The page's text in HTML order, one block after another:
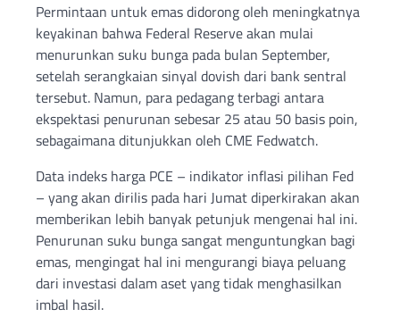
Permintaan untuk emas didorong oleh meningkatnya
keyakinan bahwa Federal Reserve akan mulai
menurunkan suku bunga pada bulan September,
setelah serangkaian sinyal dovish dari bank sentral
tersebut. Namun, para pedagang terbagi antara
ekspektasi penurunan sebesar 25 atau 50 basis poin,
sebagaimana ditunjukkan oleh CME Fedwatch.
Data indeks harga PCE – indikator inflasi pilihan Fed
– yang akan dirilis pada hari Jumat diperkirakan akan
memberikan lebih banyak petunjuk mengenai hal ini.
Penurunan suku bunga sangat menguntungkan bagi
emas, mengingat hal ini mengurangi biaya peluang
dari investasi dalam aset yang tidak menghasilkan
imbal hasil.